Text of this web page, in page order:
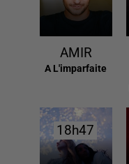
AMIR
A L'imparfaite
18h47
18h47